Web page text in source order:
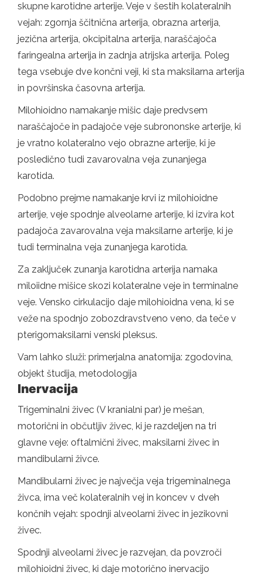
skupne karotidne arterije. Veje v šestih kolateralnih
vejah: zgornja ščitnična arterija, obrazna arterija,
jezična arterija, okcipitalna arterija, naraščajoča
faringealna arterija in zadnja atrijska arterija. Poleg
tega vsebuje dve končni veji, ki sta maksilarna arterija
in površinska časovna arterija.
Milohioidno namakanje mišic daje predvsem
naraščajoče in padajoče veje subrononske arterije, ki
je vratno kolateralno vejo obrazne arterije, ki je
posledično tudi zavarovalna veja zunanjega
karotida.
Podobno prejme namakanje krvi iz milohioidne
arterije, veje spodnje alveolarne arterije, ki izvira kot
padajoča zavarovalna veja maksilarne arterije, ki je
tudi terminalna veja zunanjega karotida.
Za zaključek zunanja karotidna arterija namaka
miloiidne mišice skozi kolateralne veje in terminalne
veje. Vensko cirkulacijo daje milohioidna vena, ki se
veže na spodnjo zobozdravstveno veno, da teče v
pterigomaksilarni venski pleksus.
Vam lahko služi: primerjalna anatomija: zgodovina,
objekt študija, metodologija
Inervacija
Trigeminalni živec (V kranialni par) je mešan,
motorični in občutljiv živec, ki je razdeljen na tri
glavne veje: oftalmični živec, maksilarni živec in
mandibularni živce.
Mandibularni živec je največja veja trigeminalnega
živca, ima več kolateralnih vej in koncev v dveh
končnih vejah: spodnji alveolarni živec in jezikovni
živec.
Spodnji alveolarni živec je razvejan, da povzroči
milohioidni živec, ki daje motorično inervacijo